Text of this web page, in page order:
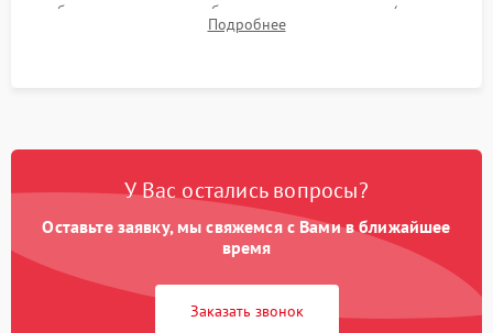
набора температуры, работы дренажного насоса (откачка
конденсата) и отсутствия посторонних скрипов, стуков или
Подробнее
У Вас остались вопросы?
Оставьте заявку, мы свяжемся с Вами в ближайшее
время
Заказать звонок